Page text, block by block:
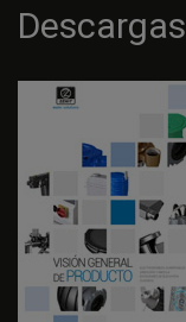
Descargas